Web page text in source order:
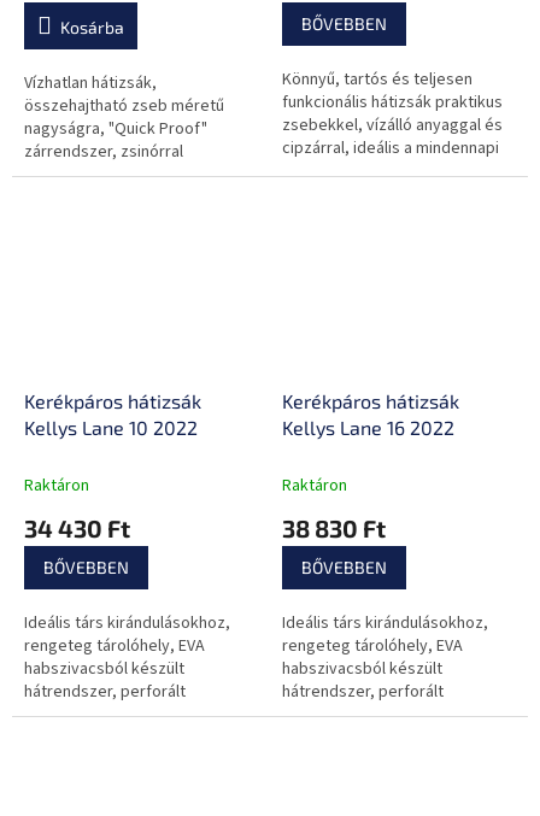
Kosárba
Vízhatlan hátizsák,
összehajtható zseb méretű
nagyságra, "Quick Proof"
zárrendszer, zsinórral
összehúzható
BŐVEBBEN
Könnyű, tartós és teljesen
funkcionális hátizsák praktikus
zsebekkel, vízálló anyaggal és
cipzárral, ideális a mindennapi
sportkalandokhoz, még rossz
Kerékpáros hátizsák
Kellys Lane 10 2022
Raktáron
34 430 Ft
BŐVEBBEN
Ideális társ kirándulásokhoz,
rengeteg tárolóhely, EVA
habszivacsból készült
hátrendszer, perforált
vállpántok és rugalmas
Kerékpáros hátizsák
Kellys Lane 16 2022
Raktáron
38 830 Ft
BŐVEBBEN
Ideális társ kirándulásokhoz,
rengeteg tárolóhely, EVA
habszivacsból készült
hátrendszer, perforált
vállpántok és rugalmas